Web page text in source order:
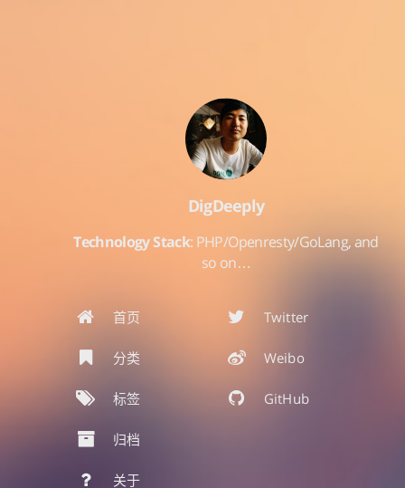
DigDeeply
Technology Stack: PHP/Openresty/GoLang, and
so on…
首页
分类
标签
归档
关于
Twitter
Weibo
GitHub